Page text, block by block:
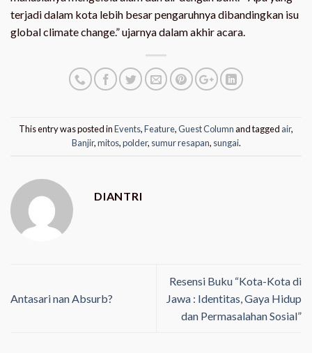
terjadi dalam kota lebih besar pengaruhnya dibandingkan isu
global climate change.” ujarnya dalam akhir acara.
This entry was posted inEvents,Feature,Guest Columnand tagged air,
Banjir,mitos,polder, sumur resapan, sungai.
DIANTRI
Antasari nan Absurb?
Resensi Buku “Kota-Kota di
Jawa : Identitas, Gaya Hidup
dan Permasalahan Sosial”